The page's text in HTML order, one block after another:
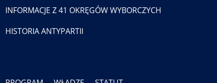
INFORMACJE Z 41 OKRĘGÓW WYBORCZYCH
HISTORIA ANTYPARTII